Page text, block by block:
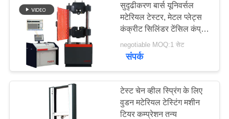
सुदृढीकरण बार्स यूनिवर्सल
मटेरियल टेस्टर, मेटल प्लेट्स
कंक्रीट सिलिंडर टेंसिल कंप्रेस
टेस्टिंग उपकरण
negotiable MOQ:1 सेट
संपर्क
टेस्ट चेन व्हील स्प्रिंग के लिए
वुडन मटेरियल टेस्टिंग मशीन
टियर कम्प्रेशन तन्य